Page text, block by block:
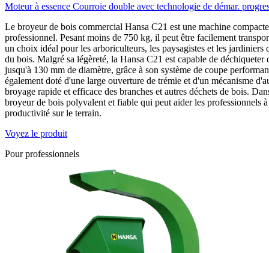
Moteur à essence Courroie double avec technologie de démar.
Le broyeur de bois commercial Hansa C21 est une machine
professionnel. Pesant moins de 750 kg, il peut être facilement
un choix idéal pour les arboriculteurs, les paysagistes et les
du bois. Malgré sa légèreté, la Hansa C21 est capable de déchiqueter
jusqu'à 130 mm de diamètre, grâce à son système de coupe
également doté d'une large ouverture de trémie et d'un mécanisme
broyage rapide et efficace des branches et autres déchets de bois.
broyeur de bois polyvalent et fiable qui peut aider les professionnels
productivité sur le terrain.
Voyez le produit
Pour professionnels